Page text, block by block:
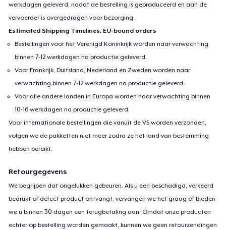
werkdagen geleverd, nadat de bestelling is geproduceerd en aan de
vervoerder is overgedragen voor bezorging.
Estimated Shipping Timelines: EU-bound orders
Bestellingen voor het Verenigd Koninkrijk worden naar verwachting
binnen 7-12 werkdagen na productie geleverd.
Voor Frankrijk, Duitsland, Nederland en Zweden worden naar
verwachting binnen 7-12 werkdagen na productie geleverd.
Voor alle andere landen in Europa worden naar verwachting binnen
10-16 werkdagen na productie geleverd.
Voor internationale bestellingen die vanuit de VS worden verzonden,
volgen we de pakketten niet meer zodra ze het land van bestemming
hebben bereikt.
Retourgegevens
We begrijpen dat ongelukken gebeuren. Als u een beschadigd, verkeerd
bedrukt of defect product ontvangt, vervangen we het graag of bieden
we u binnen 30 dagen een terugbetaling aan. Omdat onze producten
echter op bestelling worden gemaakt, kunnen we geen retourzendingen